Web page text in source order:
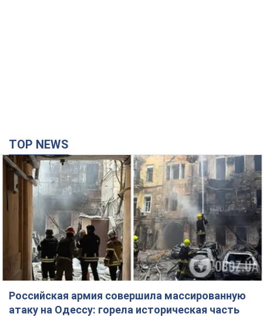
TOP NEWS
Российская армия совершила массированную
атаку на Одессу: горела историческая часть